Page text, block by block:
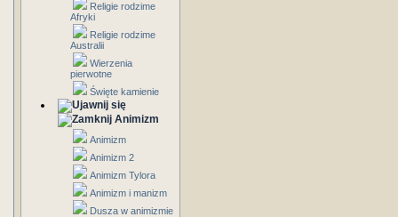
Religie rodzime
Afryki
Religie rodzime
Australii
Wierzenia
pierwotne
Święte kamienie
Animizm
Animizm
Animizm 2
Animizm Tylora
Animizm i manizm
Dusza w animizmie